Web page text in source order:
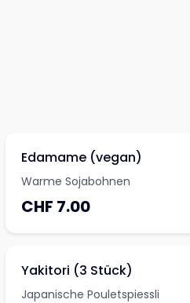
Edamame (vegan)
Warme Sojabohnen
CHF 7.00
Yakitori (3 Stück)
Japanische Pouletspiessli